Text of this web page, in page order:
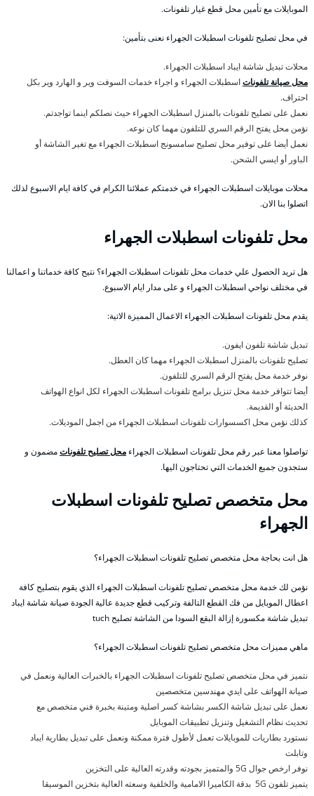
الموبايلات مع تأمين محل قطع غيار تلفونات.
في محل تصليح تلفونات اسطبلات الجهراء نعنى بتأمين:
محلات تبديل شاشة ايباد اسطبلات الجهراء.
محل صيانة تلفوناتاسطبلات الجهراء و اجراء خدمات السوفت وير و الهارد وير بكل
احتراف.
نعمل على تصليح تلفونات بالمنزل اسطبلات الجهراء حيث نصلكم اينما تواجدتم.
نؤمن محل يفتح الرقم السري للتلفون مهما كان نوعه.
نعمل أيضا على توفير محل تصليح سامسونج اسطبلات الجهراء مع تغير الشاشة أو
الباور أو ايسي الشحن.
محلات موبايلات اسطبلات الجهراء في خدمتكم عملائنا الكرام في كافة ايام الاسبوع لذلك
اتصلوا بنا الان.
محل تلفونات اسطبلات الجهراء
هل تريد الحصول علي خدمات محل تلفونات اسطبلات الجهراء؟ نتيح كافة خدماتنا و اعمالنا
في مختلف نواحي اسطبلات الجهراء و على مدار ايام الاسبوع.
يقدم محل تلفونات اسطبلات الجهراء الاعمال المميزة الاتية:
تبديل شاشة تلفون ايفون.
تصليح تلفونات بالمنزل اسطبلات الجهراء مهما كان العطل.
نوفر خدمة محل يفتح الرقم السري للتلفون.
أيضا تتوافر خدمة محل تنزيل برامج تلفونات اسطبلات الجهراء لكل انواع الهواتف
الحديثة أو القديمة.
كذلك نؤمن محل اكسسوارات تلفونات اسطبلات الجهراء من اجمل الموديلات.
تواصلوا معنا عبر رقم محل تلفونات اسطبلات الجهراء محل تصليح تلفوناتمضمون و
ستجدون جميع الخدمات التي تحتاجون اليها.
محل متخصص تصليح تلفونات اسطبلات
الجهراء
هل انت بحاجة محل متخصص تصليح تلفونات اسطبلات الجهراء؟
نؤمن لك خدمة محل متخصص تصليح تلفونات اسطبلات الجهراء الذي يقوم بتصليح كافة
اعطال الموبايل من فك القطع التالفة وتركيب قطع جديدة عالية الجودة صيانة شاشة ايباد
تبديل شاشة مكسورة إزالة البقع السودا من الشاشة تصليح tuch
ماهي مميزات محل متخصص تصليح تلفونات اسطبلات الجهراء؟
نتميز في محل متخصص تصليح تلفونات اسطبلات الجهراء بالخبرات العالية ونعمل في
صيانة الهواتف على ايدي مهندسين متخصصين
نعمل على تبديل شاشة الكسر بشاشة كسر اصلية ومتينة بخبرة فني متخصص مع
تحديث نظام التشغيل وتنزيل تطبيقات الموبايل
نستورد بطاريات للموبايلات تعمل لأطول فترة ممكنة ونعمل على تبديل بطارية ايباد
وتابلت
نوفر ارخص جوال 5G والمتميز بجودته وقدرته العالية على التخزين
يتميز تلفون 5G بدقة الكاميرا الامامية والخلفية وسعته العالية بتخزين الموسيقا